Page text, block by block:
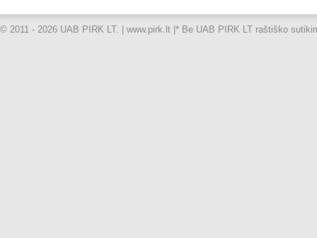
© 2011 - 2026 UAB PIRK LT. | www.pirk.lt | * Be UAB PIRK LT raštiško